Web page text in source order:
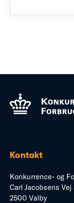
Kontakt
Konkurrence- og
Carl Jacobsens Vej
2500 Valby